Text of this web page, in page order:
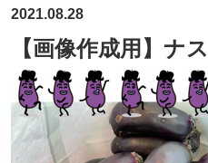
2021.08.28
【画像作成用】ナス